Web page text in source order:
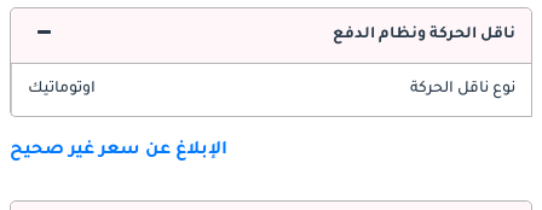
ناقل الحركة ونظام الدفع
نوع ناقل الحركة اوتوماتيك
الإبلاغ عن سعر غير صحيح